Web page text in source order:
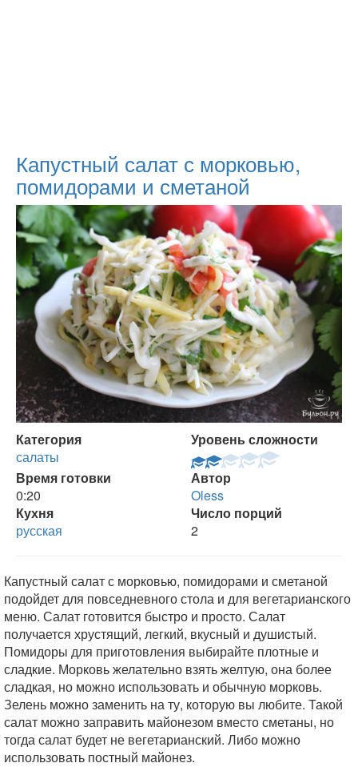
Капустный салат с морковью,
помидорами и сметаной
Категория
салаты
Уровень сложности
Время готовки
0:20
Автор
Oless
Кухня
русская
Число порций
2
Капустный салат с морковью, помидорами и сметаной
подойдет для повседневного стола и для вегетарианского
меню. Салат готовится быстро и просто. Салат
получается хрустящий, легкий, вкусный и душистый.
Помидоры для приготовления выбирайте плотные и
сладкие. Морковь желательно взять желтую, она более
сладкая, но можно использовать и обычную морковь.
Зелень можно заменить на ту, которую вы любите. Такой
салат можно заправить майонезом вместо сметаны, но
тогда салат будет не вегетарианский. Либо можно
использовать постный майонез.